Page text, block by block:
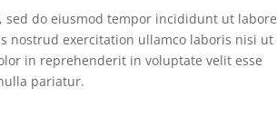
do eiusmod tempor incididunt ut labore
nostrud exercitation ullamco laboris nisi ut
in reprehenderit in voluptate velit esse
pariatur.